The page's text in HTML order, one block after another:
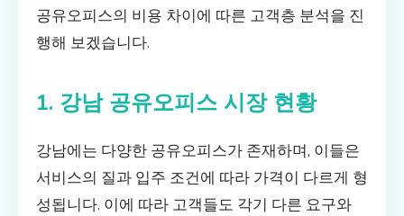
공유오피스의 비용 차이에 따른 고객층 분석을 진
행해 보겠습니다.
1. 강남 공유오피스 시장 현황
강남에는 다양한 공유오피스가 존재하며, 이들은
서비스의 질과 입주 조건에 따라 가격이 다르게 형
성됩니다. 이에 따라 고객들도 각기 다른 요구와